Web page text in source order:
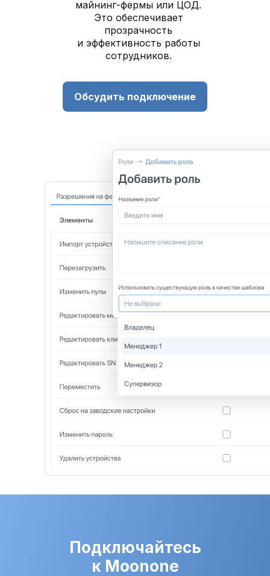
майнинг-фермы или ЦОД.
Это обеспечивает
прозрачность
и эффективность работы
сотрудников.
Обсудить подключение
Подключайтесь
к Moonone